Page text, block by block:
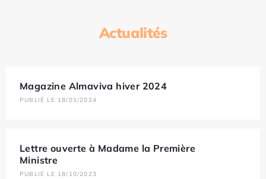
Actualités
Magazine Almaviva hiver 2024
PUBLIÉ LE 18/01/2024
Lettre ouverte à Madame la Première
Ministre
PUBLIÉ LE 18/10/2023